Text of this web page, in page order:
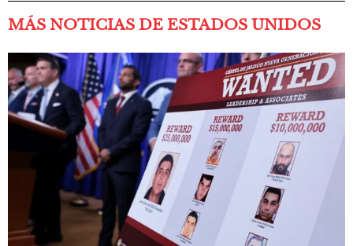
MÁS NOTICIAS DE ESTADOS UNIDOS